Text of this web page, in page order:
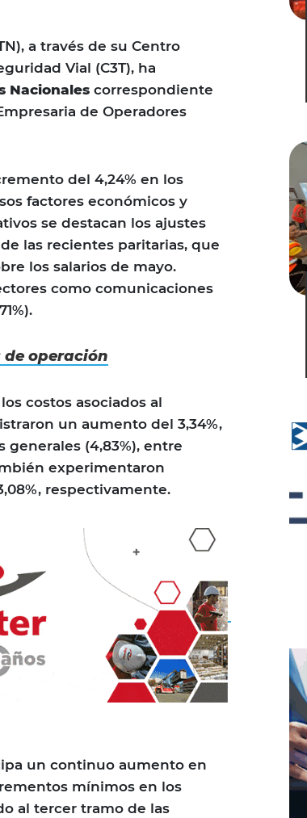
a través de su Centro
Vial (C3T), ha
Nacionales correspondiente
de Operadores
del 4,24% en los
factores económicos y
se destacan los ajustes
las recientes paritarias, que
los salarios de mayo.
como comunicaciones
operación
costos asociados al
un aumento del 3,34%,
generales (4,83%), entre
experimentaron
respectivamente.
un continuo aumento en
mínimos en los
al tercer tramo de las